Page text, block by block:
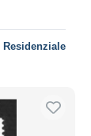
Residenziale